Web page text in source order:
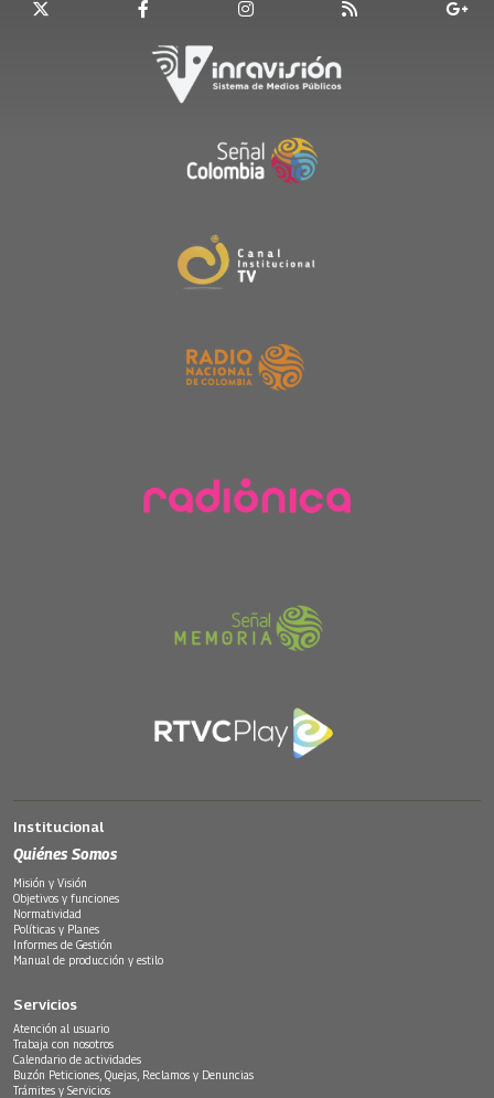
Institucional
Quiénes Somos
Misión y Visión
Objetivos y funciones
Normatividad
Políticas y Planes
Informes de Gestión
Manual de producción y estilo
Servicios
Atención al usuario
Trabaja con nosotros
Calendario de actividades
Buzón Peticiones, Quejas, Reclamos y Denuncias
Trámites y Servicios